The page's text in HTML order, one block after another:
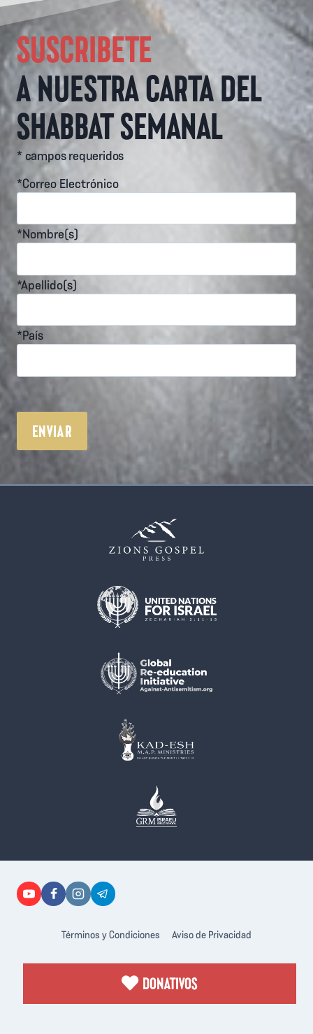
SUSCRIBETE
A NUESTRA CARTA DEL
SHABBAT SEMANAL
* campos requeridos
*Correo Electrónico
*Nombre(s)
*Apellido(s)
*País
Términos y Condiciones Aviso de Privacidad
DONATIVOS